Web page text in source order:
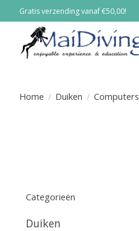
Gratis verzending vanaf €50,00!
Home / Duiken /
Categorieën
Duiken